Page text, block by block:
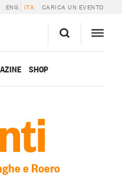
ENG ITA CARICA UN EVENTO
SHOP
e Roero